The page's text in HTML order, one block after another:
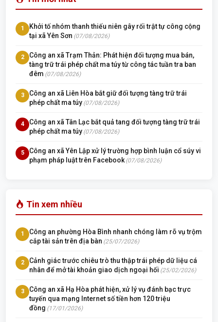
1
Khởi tố nhóm thanh thiếu niên gây rối trật tự công cộng
tại xã Yên Sơn (07/08/2026)
2
Công an xã Trạm Thản: Phát hiện đối tượng mua bán,
tàng trữ trái phép chất ma túy từ công tác tuần tra ban
đêm (07/08/2026)
3
Công an xã Liên Hòa bắt giữ đối tượng tàng trữ trái
phép chất ma túy (07/08/2026)
4
Công an xã Tân Lạc bắt quả tang đối tượng tàng trữ trái
phép chất ma túy (07/08/2026)
5
Công an xã Yên Lập xử lý trường hợp bình luận cổ súy vi
phạm pháp luật trên Facebook (07/08/2026)
Tin xem nhiều
1
Công an phường Hòa Bình nhanh chóng làm rõ vụ trộm
cắp tài sản trên địa bàn (25/07/2026)
2
Cảnh giác trước chiêu trò thu thập trái phép dữ liệu cá
nhân để mở tài khoản giao dịch ngoại hối (25/02/2026)
3
Công an xã Hạ Hòa phát hiện, xử lý vụ đánh bạc trực
tuyến qua mạng Internet số tiền hơn 120 triệu
đồng (17/01/2026)